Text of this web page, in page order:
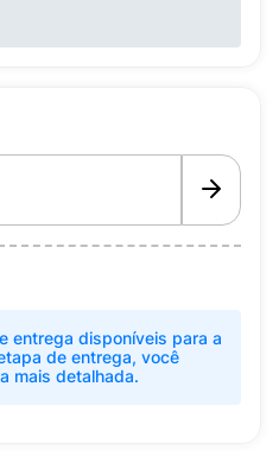
entrega disponíveis para a
de entrega, você
mais detalhada.